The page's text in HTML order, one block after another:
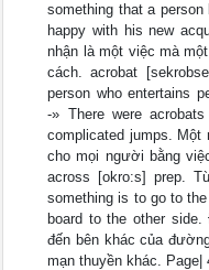
something that a
happy with his new
nhận là một việc mà
cách. acrobat
person who entertains
-» There were
complicated jumps.
cho mọi người bằng
across [okro:s] prep.
something is to go to
board to the other
đến bên khác của
mạn thuyền khác. Page|